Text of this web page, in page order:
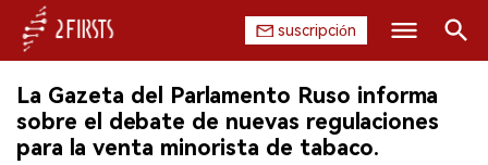
suscripción
INICIO
Buscar
La Gazeta del Parlamento Ruso informa
sobre el debate de nuevas regulaciones
para la venta minorista de tabaco.